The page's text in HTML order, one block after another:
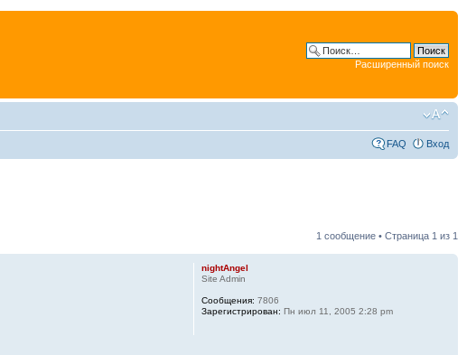
Расширенный поиск
FAQ Вход
1 сообщение • Страница 1 из 1
nightAngel
Site Admin
Сообщения: 7806
Зарегистрирован: Пн июл 11, 2005 2:28 pm